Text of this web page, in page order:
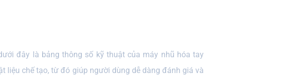
đây là bảng thông số kỹ thuật của máy nhũ hóa tay
liệu chế tạo, từ đó giúp người dùng dễ dàng đánh giá và